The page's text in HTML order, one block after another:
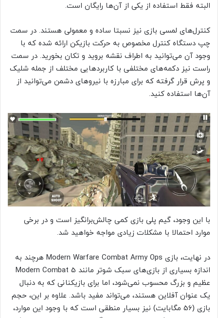
البته فقط استفاده از یکی از آن‌ها رایگان است.
کنترل‌های لمسی بازی نیز نسبتا ساده و معمولی هستند. در سمت
چپ دستگاه کنترل مخصوص به حرکت بازیکن ارائه شده که با
وجود آن می‌توانید به اطراف نقشه بروید و تکان بخورید. در سمت
راست نیز دکمه‌های مختلفی با کاربردهایی مختلف از جمله شلیک
و پرش قرار گرفته که برای مبارزه با نیروهای دشمن می‌توانید از
آن‌ها استفاده کنید.
با این وجود، گیم پلی بازی کمی چالش‌برانگیز است و در برخی
موارد احتمالا با مشکلات زیادی مواجه خواهید شد.
در نهایت، بازی Modern Warfare Combat Army Ops هرچند به
اندازه بسیاری از بازی‌های سبک شوتر مانند Modern Combat 5
عظیم و بزرگ محسوب نمی‌شود، اما برای بازیکنانی که به دنبال
یک عنوان آفلاین هستند، می‌تواند مفید باشد. علاوه بر این، حجم
بازی (56 مگابایت) نیز بسیار منطقی است که با وجود این موارد،